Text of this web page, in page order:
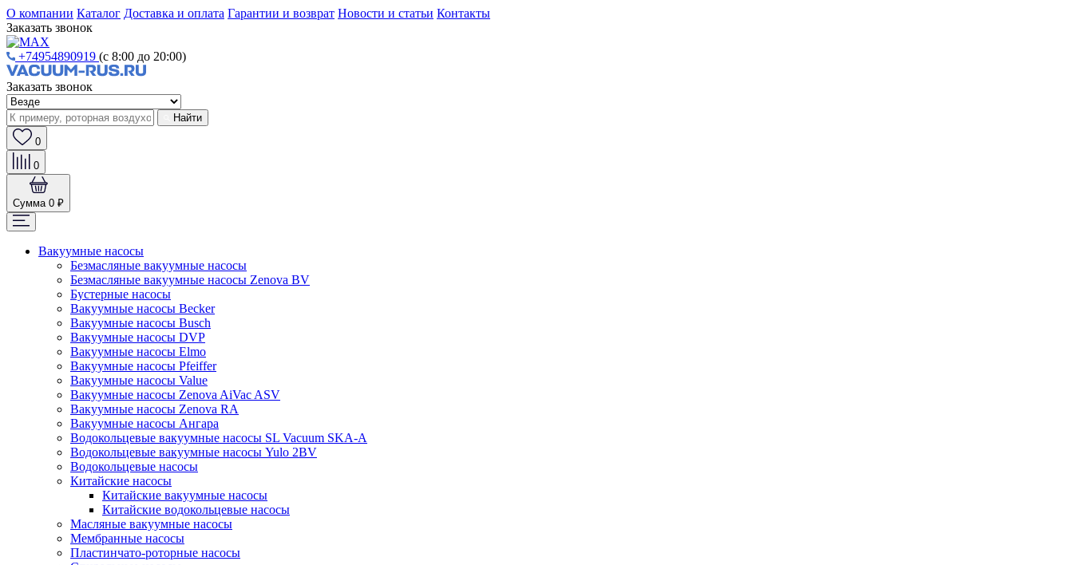
О компании Каталог Доставка и оплата Гарантии и возврат Новости и статьи Контакты
Заказать звонок
+74954890919 (с 8:00 до 20:00)
Заказать звонок
Найти
0
0
Сумма 0 ₽
Вакуумные насосы
Безмасляные вакуумные насосы
Безмасляные вакуумные насосы Zenova BV
Бустерные насосы
Вакуумные насосы Becker
Вакуумные насосы Busch
Вакуумные насосы DVP
Вакуумные насосы Elmo
Вакуумные насосы Pfeiffer
Вакуумные насосы Value
Вакуумные насосы Zenova AiVac ASV
Вакуумные насосы Zenova RA
Вакуумные насосы Ангара
Водокольцевые вакуумные насосы SL Vacuum SKA-A
Водокольцевые вакуумные насосы Yulo 2BV
Водокольцевые насосы
Китайские насосы
Китайские вакуумные насосы
Китайские водокольцевые насосы
Масляные вакуумные насосы
Мембранные насосы
Пластинчато-роторные насосы